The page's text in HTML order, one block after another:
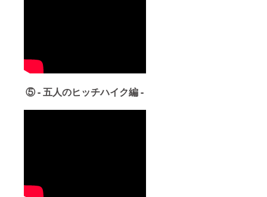
⑤ - 五人のヒッチハイク編 -